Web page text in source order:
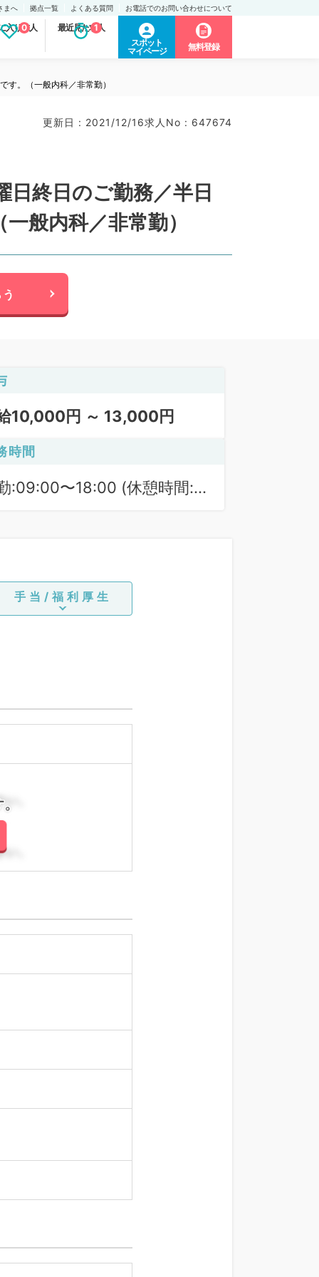
まへ 拠点一覧 よくある質問 お電話でのお問い合わせについて
入り求人
0 最近見た求人
1
スポット
マイページ
無料登録
。（一般内科／非常勤）
更新日 : 2021/12/16求人No : 647674
終日のご勤務／半日
般内科／非常勤）
10,000円 ～ 13,000円
時間
:09:00〜18:00 (休憩時間:
手当/福利厚生
。
。